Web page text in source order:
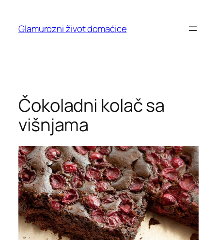
content
Glamurozni život domaćice
Čokoladni kolač sa
višnjama